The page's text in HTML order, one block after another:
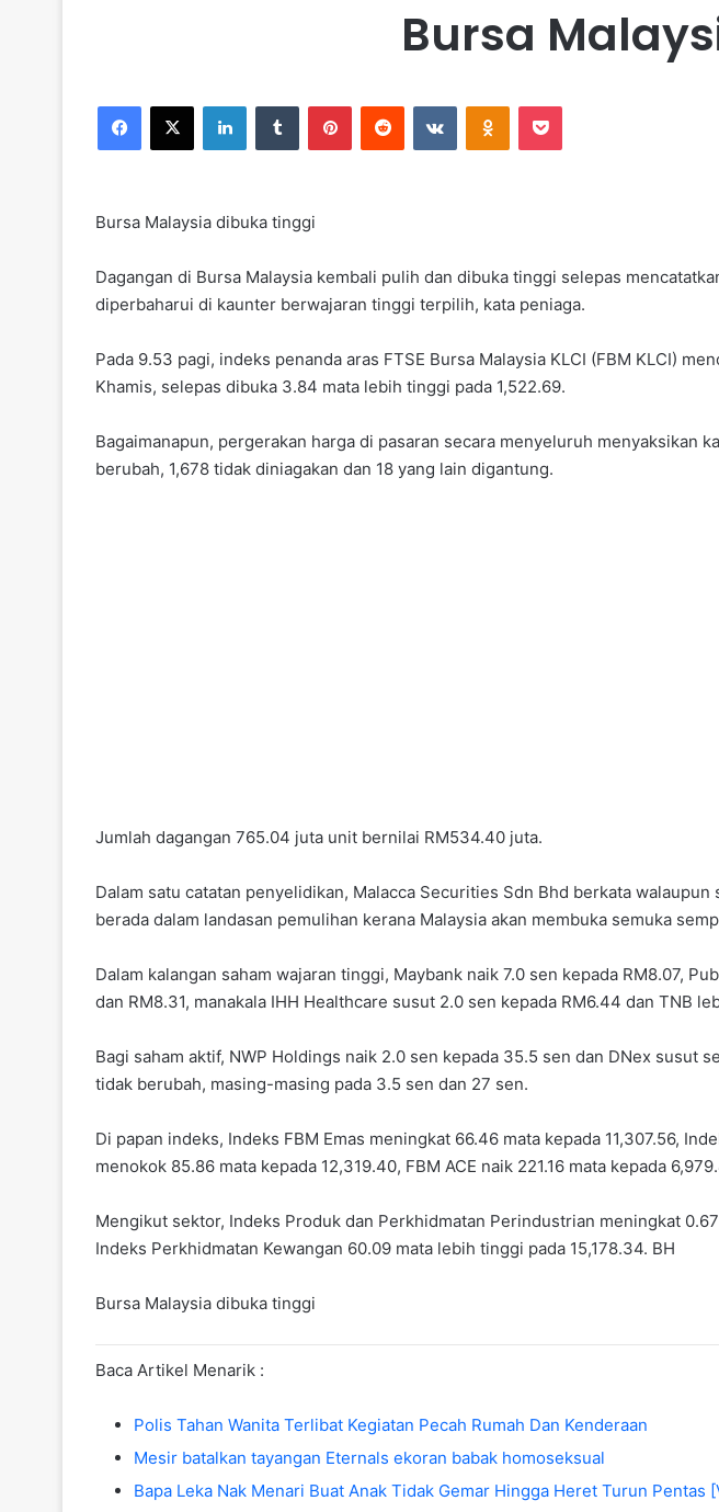
Bursa
Bursa Malaysia dibuka tinggi
Dagangan di Bursa Malaysia kembali pulih dan dibuka tinggi selepas
diperbaharui di kaunter berwajaran tinggi terpilih, kata peniaga.
Pada 9.53 pagi, indeks penanda aras FTSE Bursa Malaysia KLCI (FBM KLCI)
Khamis, selepas dibuka 3.84 mata lebih tinggi pada 1,522.69.
Bagaimanapun, pergerakan harga di pasaran secara menyeluruh
berubah, 1,678 tidak diniagakan dan 18 yang lain digantung.
Jumlah dagangan 765.04 juta unit bernilai RM534.40 juta.
Dalam satu catatan penyelidikan, Malacca Securities Sdn Bhd berkata
berada dalam landasan pemulihan kerana Malaysia akan membuka semuka
Dalam kalangan saham wajaran tinggi, Maybank naik 7.0 sen kepada RM8.07,
dan RM8.31, manakala IHH Healthcare susut 2.0 sen kepada RM6.44 dan TNB
Bagi saham aktif, NWP Holdings naik 2.0 sen kepada 35.5 sen dan DNex susut
tidak berubah, masing-masing pada 3.5 sen dan 27 sen.
Di papan indeks, Indeks FBM Emas meningkat 66.46 mata kepada 11,307.56,
menokok 85.86 mata kepada 12,319.40, FBM ACE naik 221.16 mata kepada
Mengikut sektor, Indeks Produk dan Perkhidmatan Perindustrian meningkat
Indeks Perkhidmatan Kewangan 60.09 mata lebih tinggi pada 15,178.34. BH
Bursa Malaysia dibuka tinggi
Baca Artikel Menarik :
Polis Tahan Wanita Terlibat Kegiatan Pecah Rumah Dan Kenderaan
Mesir batalkan tayangan Eternals ekoran babak homoseksual
Bapa Leka Nak Menari Buat Anak Tidak Gemar Hingga Heret Turun Pentas